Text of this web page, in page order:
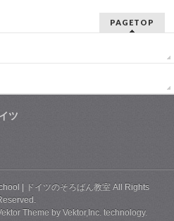
PAGETOP
ツ
| ドイツのそろばん教室 All Rights
Theme byVektor,Inc. technology.